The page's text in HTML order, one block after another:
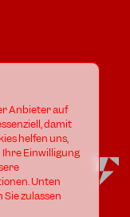
Anbieter auf
damit
helfen uns,
Einwilligung
Unten
zulassen